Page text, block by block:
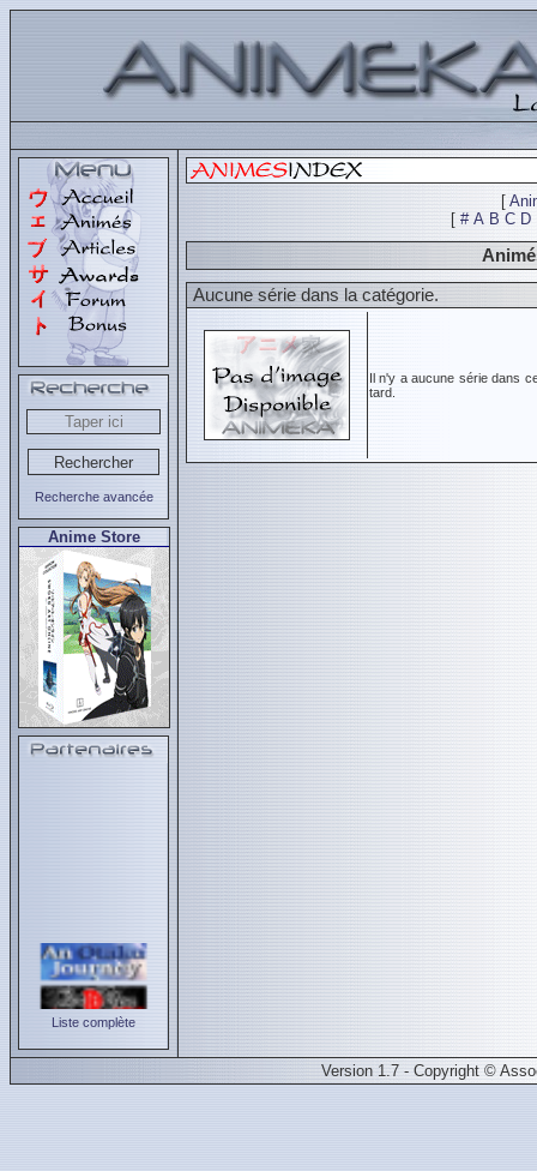
Recherche avancée
Anime Store
Liste complète
[
[ # A B C D
Aucune série dans la catégorie.
Il n'y a aucune série dans
tard.
Version 1.7 - Copyright ©